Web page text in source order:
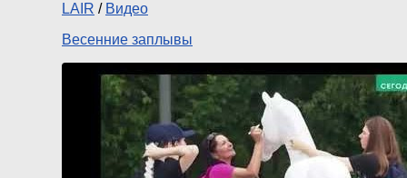
LAIR / Видео
Весенние заплывы